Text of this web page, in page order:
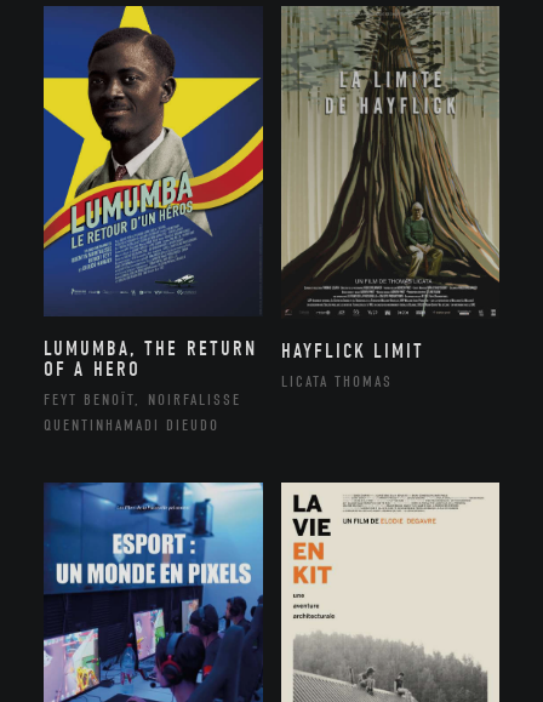
LUMUMBA, THE RETURN
OF A HERO
FEYT BENOÎT, NOIRFALISSE
QUENTINHAMADI DIEUDO
HAYFLICK LIMIT
LICATA THOMAS